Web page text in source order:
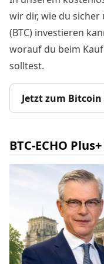
wir dir, wie du
(BTC) investieren
worauf du beim
solltest.
Jetzt zum
BTC-ECHO